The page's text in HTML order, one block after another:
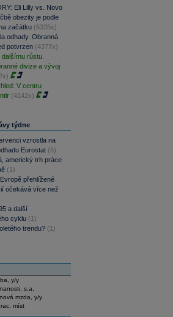
Eli Lilly vs. Novo
obezity je podle
začátku (6335x)
odhady. Obranná
potvrzen (4377x)
růstu.
divize a vývoj
V centru
(4142x)
týdne
vzrostla na
Eurostat (5)
americký trh práce
(1)
přehlížené
očekává více než
a další
cyklu (1)
trendu? (1)
y/y
s.a.
mzda, y/y
míst